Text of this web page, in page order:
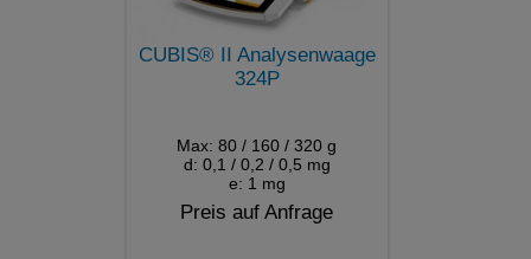
CUBIS® II Analysenwaage
324P
Max: 80 / 160 / 320 g
d: 0,1 / 0,2 / 0,5 mg
e: 1 mg
Preis auf Anfrage